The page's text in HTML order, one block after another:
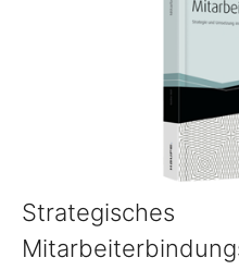
Strategisches